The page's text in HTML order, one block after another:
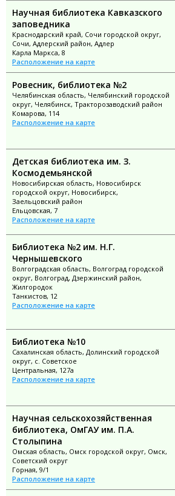
Научная библиотека Кавказского
заповедника
Краснодарский край, Сочи городской округ,
Сочи, Адлерский район, Адлер
Карла Маркса, 8
Расположение на карте
Ровесник, библиотека №2
Челябинская область, Челябинский городской
округ, Челябинск, Тракторозаводский район
Комарова, 114
Расположение на карте
Детская библиотека им. З.
Космодемьянской
Новосибирская область, Новосибирск
городской округ, Новосибирск,
Заельцовский район
Ельцовская, 7
Расположение на карте
Библиотека №2 им. Н.Г.
Чернышевского
Волгоградская область, Волгоград городской
округ, Волгоград, Дзержинский район,
Жилгородок
Танкистов, 12
Расположение на карте
Библиотека №10
Сахалинская область, Долинский городской
округ, с. Советское
Центральная, 127а
Расположение на карте
Научная сельскохозяйственная
библиотека, ОмГАУ им. П.А.
Столыпина
Омская область, Омск городской округ, Омск,
Советский округ
Горная, 9/1
Расположение на карте